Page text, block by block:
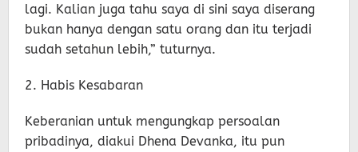
lagi. Kalian juga tahu saya di sini saya diserang
bukan hanya dengan satu orang dan itu terjadi
sudah setahun lebih,” tuturnya.
2. Habis Kesabaran
Keberanian untuk mengungkap persoalan
pribadinya, diakui Dhena Devanka, itu pun